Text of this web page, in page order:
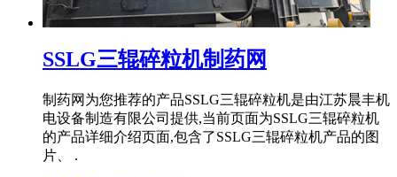
SSLG三辊碎粒机制药网
制药网为您推荐的产品SSLG三辊碎粒机是由江苏晨丰机
电设备制造有限公司提供,当前页面为SSLG三辊碎粒机
的产品详细介绍页面,包含了SSLG三辊碎粒机产品的图
片、 .